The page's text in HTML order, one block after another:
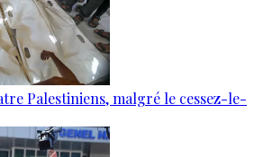
Palestiniens, malgré le cessez-le-